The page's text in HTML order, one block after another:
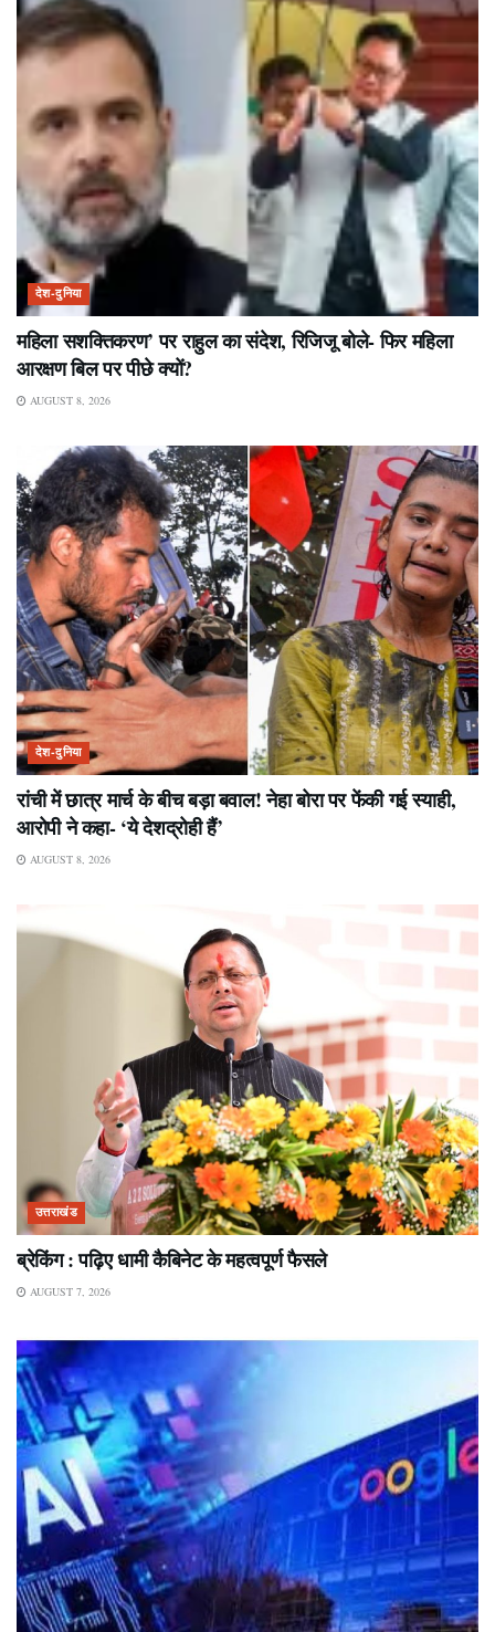
देश-दुनिया
महिला सशक्तिकरण’ पर राहुल का संदेश, रिजिजू बोले- फिर महिला
आरक्षण बिल पर पीछे क्यों?
AUGUST 8, 2026
देश-दुनिया
रांची में छात्र मार्च के बीच बड़ा बवाल! नेहा बोरा पर फेंकी गई स्याही,
आरोपी ने कहा- ‘ये देशद्रोही हैं’
AUGUST 8, 2026
उत्तराखंड
ब्रेकिंग : पढ़िए धामी कैबिनेट के महत्वपूर्ण फैसले
AUGUST 7, 2026